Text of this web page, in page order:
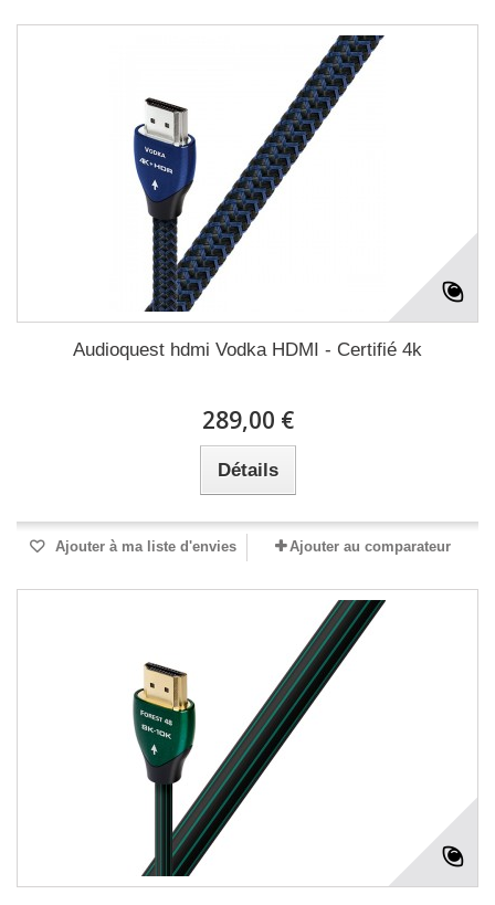
Audioquest hdmi Vodka HDMI - Certifié 4k
289,00 €
Détails
Ajouter à ma liste d'envies Ajouter au comparateur